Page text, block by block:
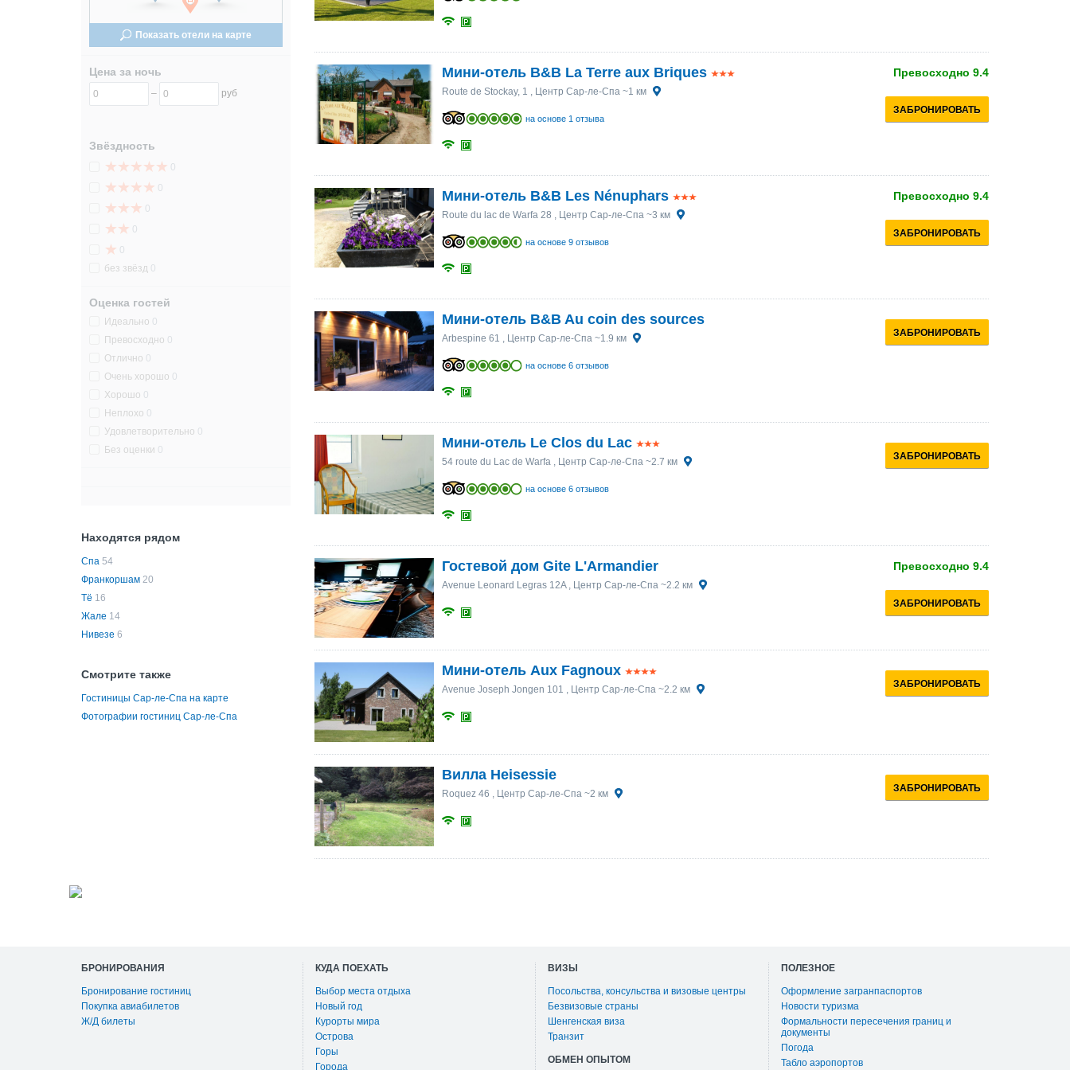
24 25 26 27 28
24 25 26 27 28
Показать отели на карте
Цена за ночь
– руб
Звёздность
0
0
0
0
0
без звёзд 0
Оценка гостей
Идеально 0
Превосходно 0
Отлично 0
Очень хорошо 0
Хорошо 0
Неплохо 0
Удовлетворительно 0
Без оценки 0
Находятся рядом
Спа 54
Франкоршам 20
Тё 16
Жале 14
Нивезе 6
Смотрите также
Гостиницы Сар-ле-Спа на карте
Фотографии гостиниц Сар-ле-Спа
Превосходно 9.4
ЗАБРОНИРОВАТЬ
Мини-отель B&B La Terre aux Briques
Route de Stockay, 1 , Центр Сар-ле-Спа ~1 км
на основе 1 отзыва
Превосходно 9.4
ЗАБРОНИРОВАТЬ
Мини-отель B&B Les Nénuphars
Route du lac de Warfa 28 , Центр Сар-ле-Спа ~3 км
на основе 9 отзывов
ЗАБРОНИРОВАТЬ
Мини-отель B&B Au coin des sources
Arbespine 61 , Центр Сар-ле-Спа ~1.9 км
на основе 6 отзывов
ЗАБРОНИРОВАТЬ
Мини-отель Le Clos du Lac
54 route du Lac de Warfa, Центр Сар-ле-Спа ~2.7 км
на основе 6 отзывов
Превосходно 9.4
ЗАБРОНИРОВАТЬ
Гостевой дом Gite L'Armandier
Avenue Leonard Legras 12A, Центр Сар-ле-Спа ~2.2 км
ЗАБРОНИРОВАТЬ
Мини-отель Aux Fagnoux
Avenue Joseph Jongen 101 , Центр Сар-ле-Спа ~2.2 км
ЗАБРОНИРОВАТЬ
Вилла Heisessie
Roquez 46 , Центр Сар-ле-Спа ~2 км
БРОНИРОВАНИЯ
Бронирование гостиниц
Покупка авиабилетов
Ж/Д билеты
КУДА ПОЕХАТЬ
Выбор места отдыха
Новый год
Курорты мира
Острова
Горы
Города
ВИЗЫ
Посольства, консульства и визовые центры
Безвизовые страны
Шенгенская виза
Транзит
ОБМЕН ОПЫТОМ
ПОЛЕЗНОЕ
Оформление загранпаспортов
Новости туризма
Формальности пересечения границ и
документы
Погода
Табло аэропортов